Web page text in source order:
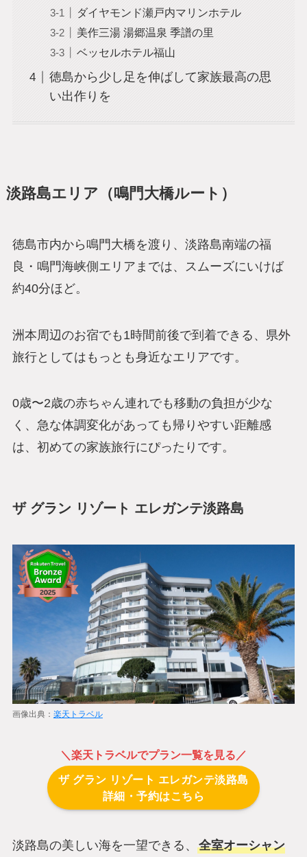
ダイヤモンド瀬戸内マリンホテル
美作三湯 湯郷温泉 季譜の里
ベッセルホテル福山
徳島から少し足を伸ばして家族最高の思
い出作りを
淡路島エリア（鳴門大橋ルート）
徳島市内から鳴門大橋を渡り、淡路島南端の福
良・鳴門海峡側エリアまでは、スムーズにいけば
約40分ほど。
洲本周辺のお宿でも1時間前後で到着できる、県外
旅行としてはもっとも身近なエリアです。
0歳〜2歳の赤ちゃん連れでも移動の負担が少な
く、急な体調変化があっても帰りやすい距離感
は、初めての家族旅行にぴったりです。
ザ グラン リゾート エレガンテ淡路島
画像出典： 楽天トラベル
＼ 楽天トラベルでプラン一覧を見る／
ザ グラン リゾート エレガンテ淡路島
詳細・予約はこちら
淡路島の美しい海を一望できる、 全室オーシャン